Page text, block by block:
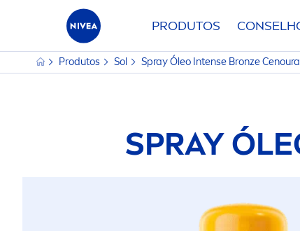
PRODUTOS
Produtos Sol Spray Óleo Intense Bronze
SPRAY